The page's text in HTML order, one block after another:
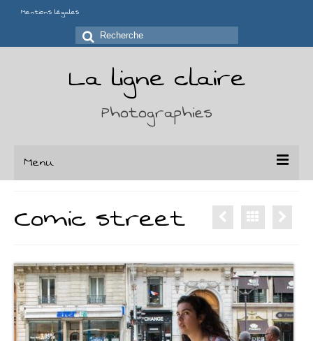
Mentions légales
Rechercher
:
La ligne claire
Photographies
Menu
Séries
Chaises
Déchirures
Chariots
Comic street